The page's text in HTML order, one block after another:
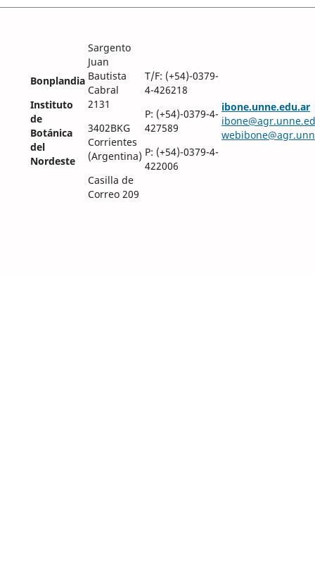
Bonplandia
Instituto
de
Botánica
del
Nordeste
Sargento
Juan
Bautista
Cabral
2131
3402BKG
Corrientes
(Argentina)
Casilla de
Correo 209
T/F: (+54)-0379-
4-426218
P: (+54)-0379-4-
427589
P: (+54)-0379-4-
422006
ibone.unne.edu.ar